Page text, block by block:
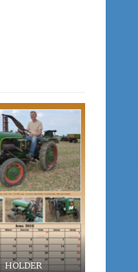
HOLDER